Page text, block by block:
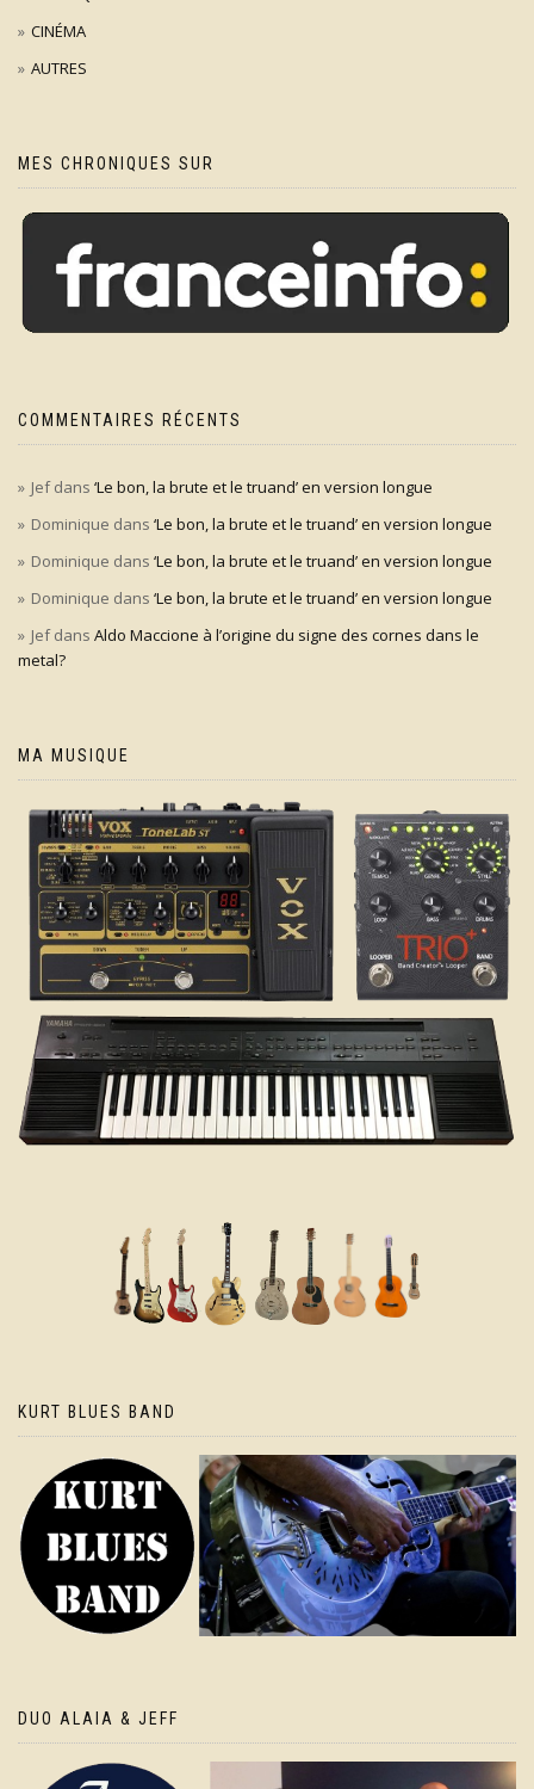
CINÉMA
AUTRES
MES CHRONIQUES SUR
COMMENTAIRES RÉCENTS
Jefdans ‘Le bon, la brute et le truand’ en version longue
Dominique dans ‘Le bon, la brute et le truand’ en version longue
Dominique dans ‘Le bon, la brute et le truand’ en version longue
Dominique dans ‘Le bon, la brute et le truand’ en version longue
Jefdans Aldo Maccione à l’origine du signe des cornes dans le
metal?
MA MUSIQUE
KURT BLUES BAND
DUO ALAIA & JEFF